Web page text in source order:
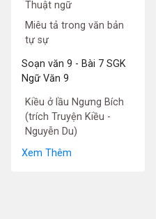
Thuật ngữ
Miêu tả trong văn bản
tự sự
Soạn văn 9 - Bài 7 SGK
Ngữ Văn 9
Kiều ở lầu Ngưng Bích
(trích Truyện Kiều -
Nguyễn Du)
Xem Thêm